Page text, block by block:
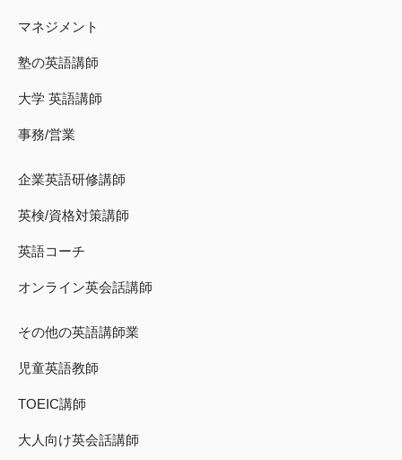
マネジメント
塾の英語講師
大学 英語講師
事務/営業
企業英語研修講師
英検/資格対策講師
英語コーチ
オンライン英会話講師
その他の英語講師業
児童英語教師
TOEIC講師
大人向け英会話講師